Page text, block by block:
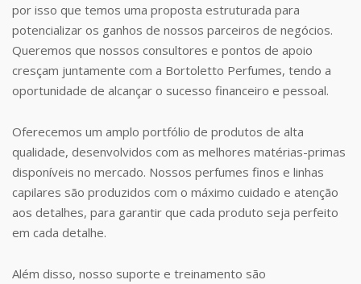
por isso que temos uma proposta estruturada para
potencializar os ganhos de nossos parceiros de negócios.
Queremos que nossos consultores e pontos de apoio
cresçam juntamente com a Bortoletto Perfumes, tendo a
oportunidade de alcançar o sucesso financeiro e pessoal.
Oferecemos um amplo portfólio de produtos de alta
qualidade, desenvolvidos com as melhores matérias-primas
disponíveis no mercado. Nossos perfumes finos e linhas
capilares são produzidos com o máximo cuidado e atenção
aos detalhes, para garantir que cada produto seja perfeito
em cada detalhe.
Além disso, nosso suporte e treinamento são